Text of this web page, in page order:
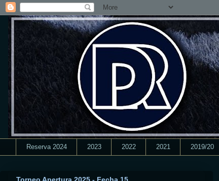
Reserva 2024 2023 2022 2021 2019/20